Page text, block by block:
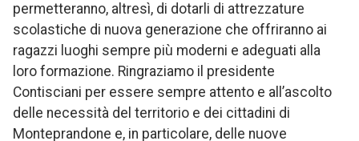
permetteranno, altresì, di dotarli di attrezzature
scolastiche di nuova generazione che offriranno ai
ragazzi luoghi sempre più moderni e adeguati alla
loro formazione. Ringraziamo il presidente
Contisciani per essere sempre attento e all’ascolto
delle necessità del territorio e dei cittadini di
Monteprandone e, in particolare, delle nuove